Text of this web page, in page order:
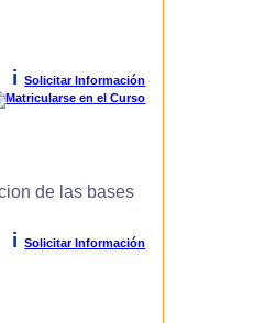
i
Solicitar Información
de las bases
i Solicitar Información